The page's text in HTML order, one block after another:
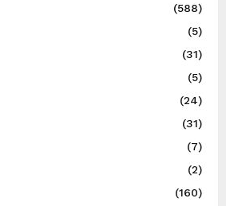
(588)
(5)
(31)
(5)
(24)
(31)
(7)
(2)
(160)